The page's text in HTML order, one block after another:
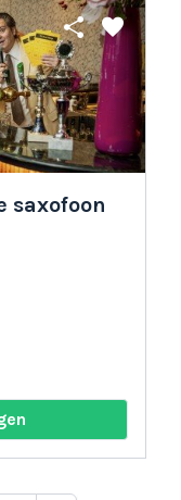
share favorite
saxofoon